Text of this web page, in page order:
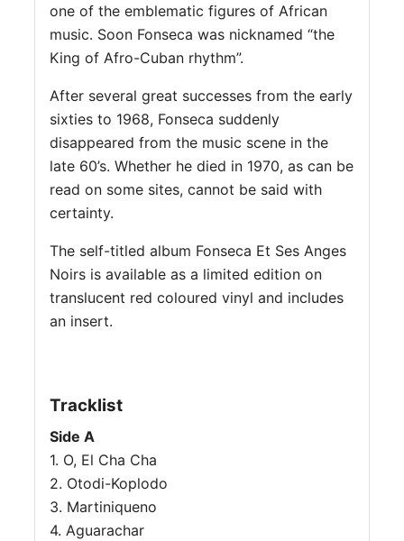
one of the emblematic figures of African
music. Soon Fonseca was nicknamed “the
King of Afro-Cuban rhythm”.
After several great successes from the early
sixties to 1968, Fonseca suddenly
disappeared from the music scene in the
late 60’s. Whether he died in 1970, as can be
read on some sites, cannot be said with
certainty.
The self-titled album Fonseca Et Ses Anges
Noirs is available as a limited edition on
translucent red coloured vinyl and includes
an insert.
Tracklist
Side A
1. O, El Cha Cha
2. Otodi-Koplodo
3. Martiniqueno
4. Aguarachar